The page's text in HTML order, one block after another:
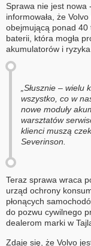
Sprawa nie jest nowa
informowała, że
obejmującą ponad 40
baterii, która mogła
akumulatorów i ryzyka
„Słusznie –
wszystko, co w
nowe moduły
warsztatów
klienci muszą
Severinson.
Teraz sprawa wraca
urząd ochrony
płonących
do pozwu cywilnego
dealerom marki w
Zdaje się, że Volvo